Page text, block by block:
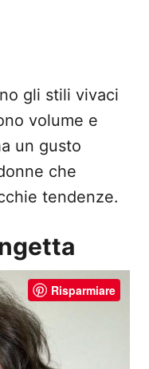
gli stili vivaci
volume e
un gusto
che
tendenze.
Risparmiare